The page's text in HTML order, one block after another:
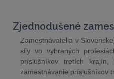
Zjednodušené
Zamestnávatelia v
sily vo vybraných
príslušníkov tretích
zamestnávanie príslušníkov